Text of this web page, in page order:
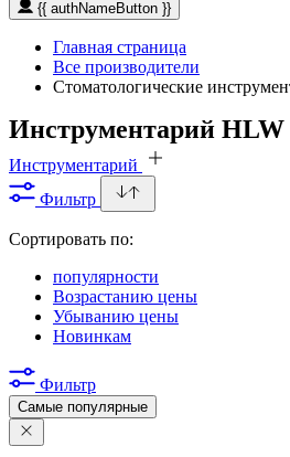
{{ authNameButton }}
Главная страница
Все производители
Стоматологические
Инструментарий HLW
Инструментарий
Фильтр
Сортировать по:
популярности
Возрастанию цены
Убыванию цены
Новинкам
Фильтр
Самые популярные